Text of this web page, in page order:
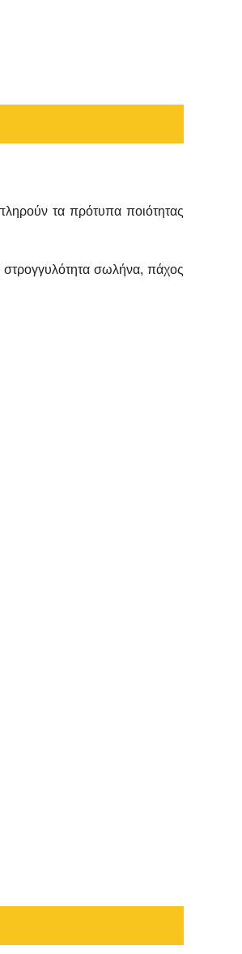
τα πρότυπα ποιότητας
στρογγυλότητα σωλήνα, πάχος